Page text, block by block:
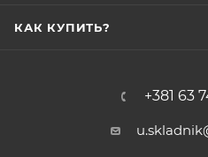
КАК КУПИТЬ?
+381 63